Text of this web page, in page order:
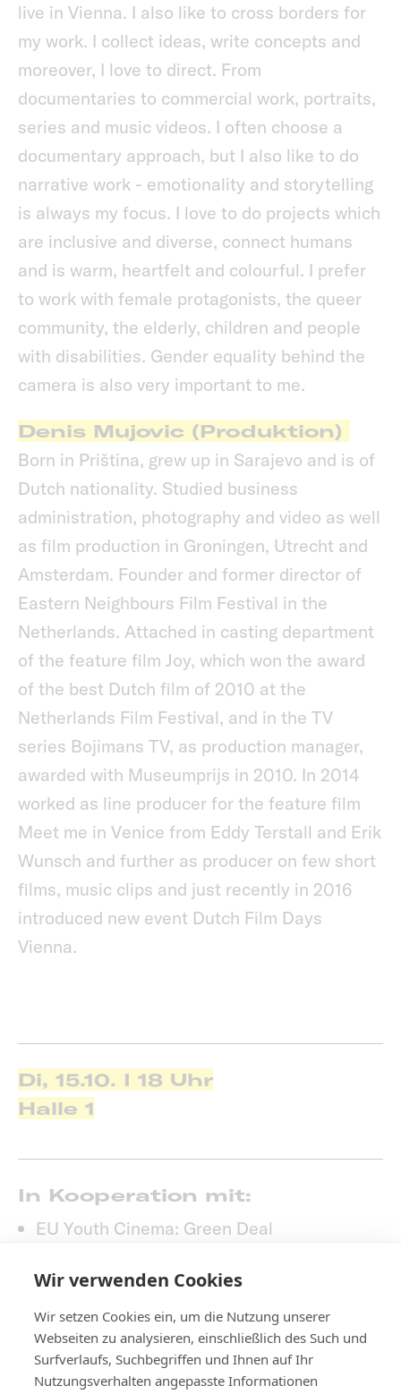
Wir verwenden Cookies
Wir setzen Cookies ein, um die Nutzung unserer
Webseiten zu analysieren, einschließlich des Such und
Surfverlaufs, Suchbegriffen und Ihnen auf Ihr
Nutzungsverhalten angepasste Informationen
Di, 15.10. I 18 Uhr
Halle 1
In Kooperation mit:
EU Youth Cinema: Green Deal
live in Vienna. I also like to cross borders for
my work. I collect ideas, write concepts and
moreover, I love to direct. From
documentaries to commercial work, portraits,
series and music videos. I often choose a
documentary approach, but I also like to do
narrative work - emotionality and storytelling
is always my focus. I love to do projects which
are inclusive and diverse, connect humans
and is warm, heartfelt and colourful. I prefer
to work with female protagonists, the queer
community, the elderly, children and people
with disabilities. Gender equality behind the
camera is also very important to me.
Denis Mujovic (Produktion)
Born in Priština, grew up in Sarajevo and is of
Dutch nationality. Studied business
administration, photography and video as well
as film production in Groningen, Utrecht and
Amsterdam. Founder and former director of
Eastern Neighbours Film Festival in the
Netherlands. Attached in casting department
of the feature film Joy, which won the award
of the best Dutch film of 2010 at the
Netherlands Film Festival, and in the TV
series Bojimans TV, as production manager,
awarded with Museumprijs in 2010. In 2014
worked as line producer for the feature film
Meet me in Venice from Eddy Terstall and Erik
Wunsch and further as producer on few short
films, music clips and just recently in 2016
introduced new event Dutch Film Days
Vienna.